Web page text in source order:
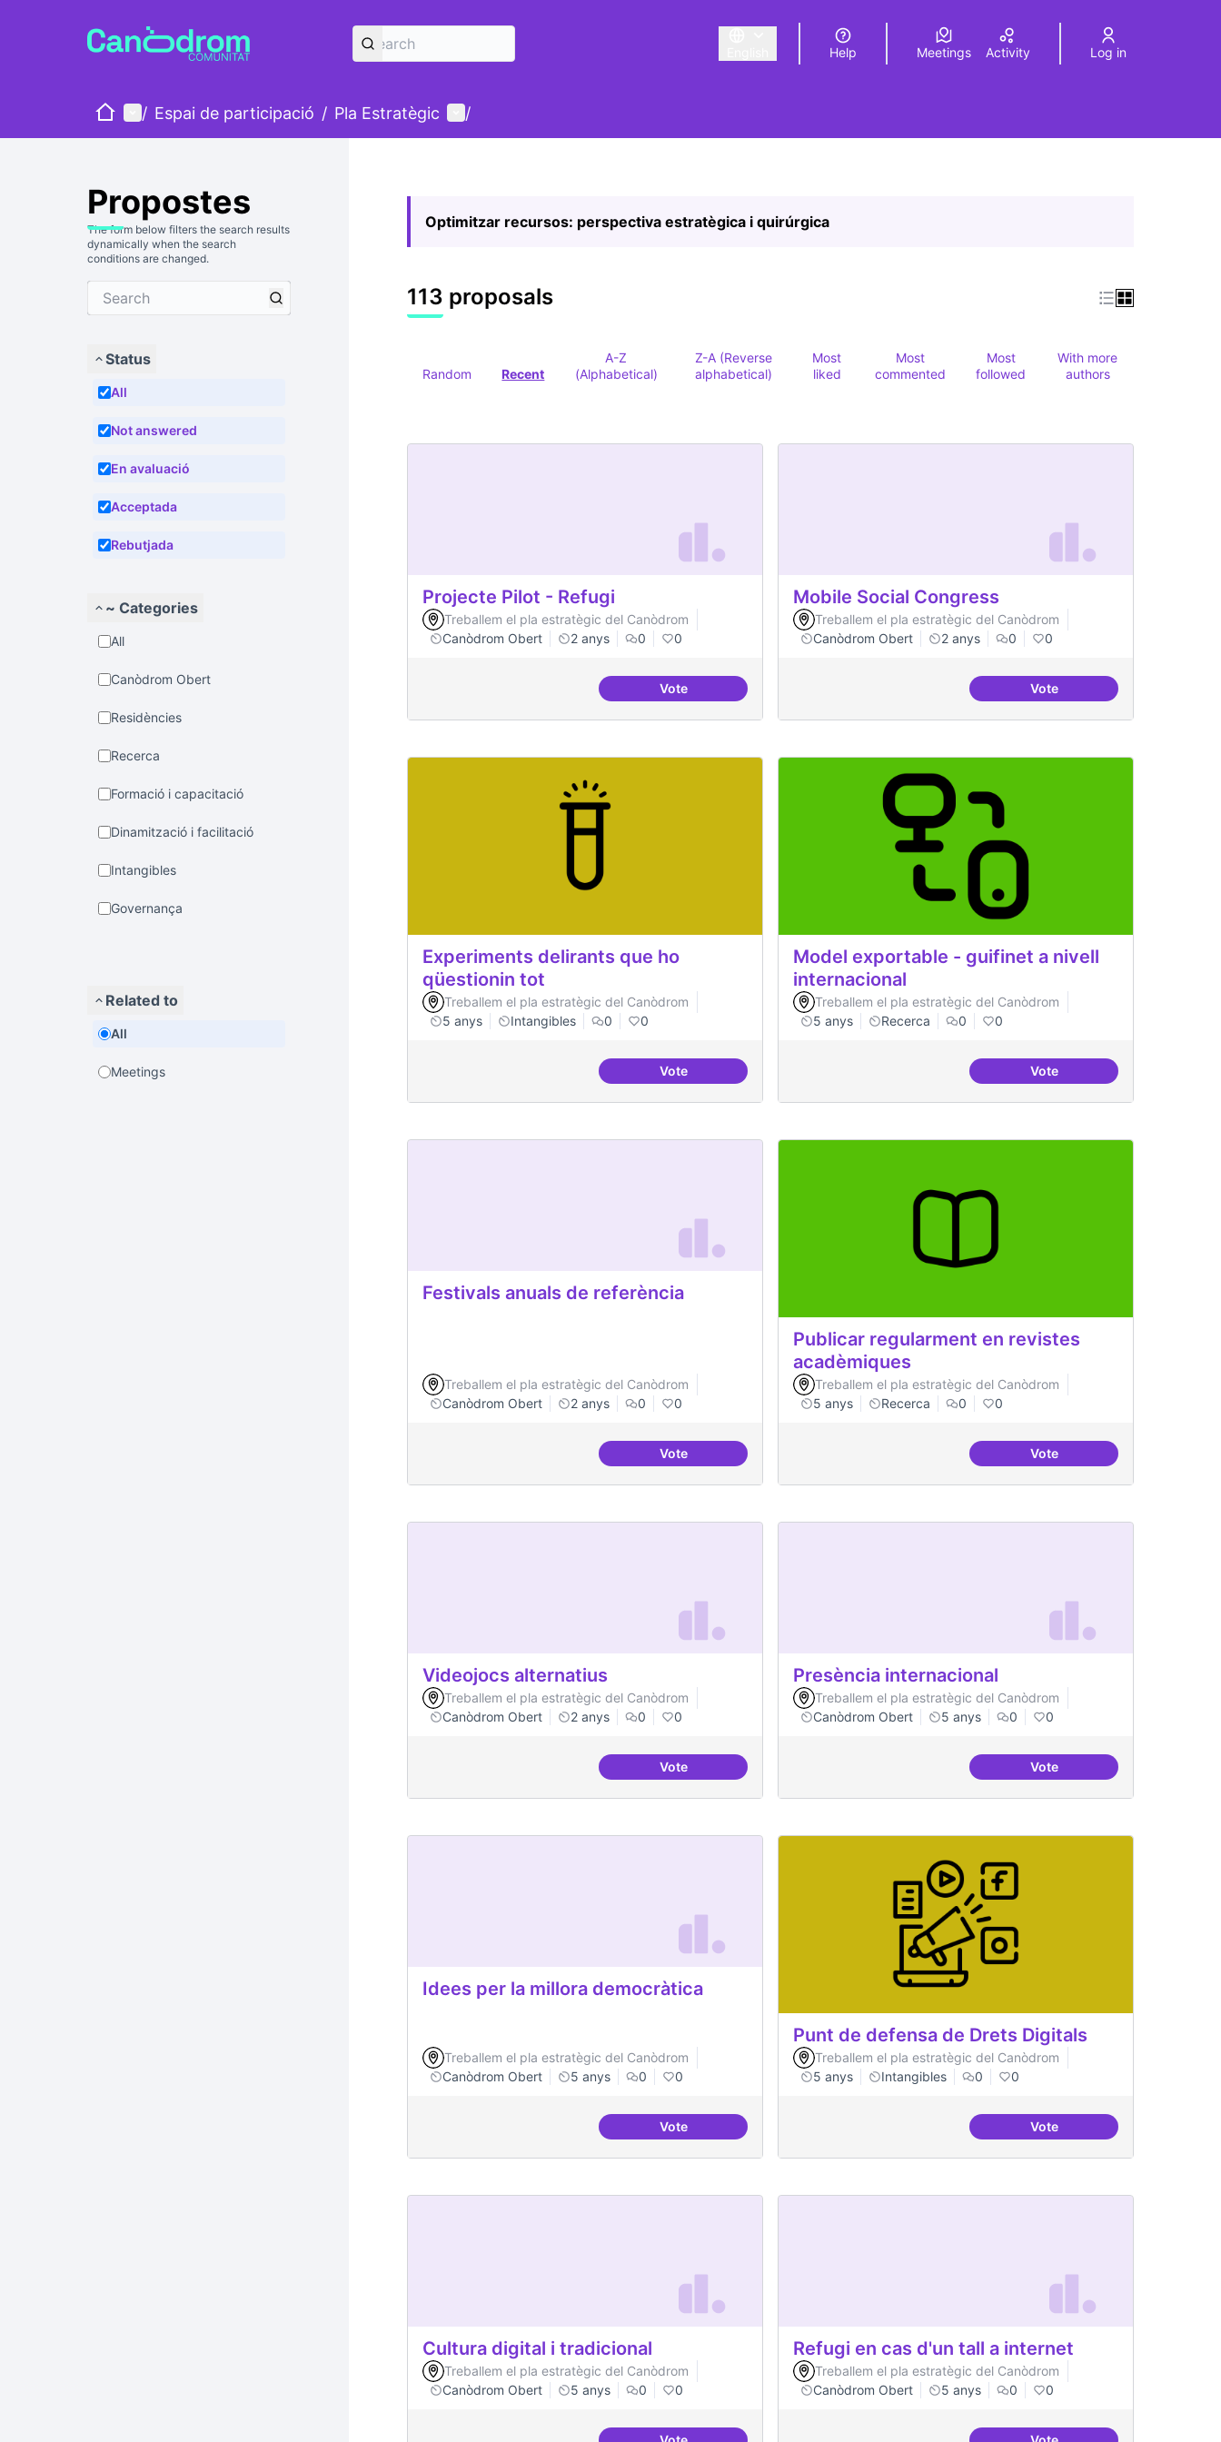
Triar la llengua Elegir el idiomaChoose language
Help Meetings Activity Log in
HomeMain menu
/ Espai de participació / Pla Estratègic User menu
/
Propostes
The form below filters the search results
dynamically when the search
conditions are changed.
Status
All
Not answered
En avaluació
Acceptada
Rebutjada
~ Categories
All
Canòdrom Obert
Residències
Recerca
Formació i capacitació
Dinamització i facilitació
Intangibles
Governança
Related to
All
Meetings
Optimitzar recursos: perspectiva estratègica i quirúrgica
113 proposals
Random Recent
A-Z
(Alphabetical)
Z-A (Reverse
alphabetical)
Most
liked
Most
commented
Most
followed
With more
authors
Projecte Pilot - Refugi
Treballem el pla estratègic del Canòdrom
Canòdrom Obert
2 anys 0 0
VoteProjecte Pilot - Refugi
Mobile Social Congress
Treballem el pla estratègic del Canòdrom
Canòdrom Obert
2 anys 0 0
VoteMobile Social Congress
Experiments delirants que ho
qüestionin tot
Treballem el pla estratègic del Canòdrom
5 anys
Intangibles 0 0
VoteExperiments delirants que ho qüestionin tot
Model exportable - guifinet a nivell
internacional
Treballem el pla estratègic del Canòdrom
5 anys
Recerca 0 0
VoteModel exportable - guifinet
Festivals anuals de referència
Treballem el pla estratègic del Canòdrom
Canòdrom Obert
2 anys 0 0
VoteFestivals anuals de referència
Publicar regularment en revistes
acadèmiques
Treballem el pla estratègic del Canòdrom
5 anys
Recerca 0 0
VotePublicar regularment en
Videojocs alternatius
Treballem el pla estratègic del Canòdrom
Canòdrom Obert
2 anys 0 0
VoteVideojocs alternatius
Presència internacional
Treballem el pla estratègic del Canòdrom
Canòdrom Obert
5 anys 0 0
VotePresència internacional
Idees per la millora democràtica
Treballem el pla estratègic del Canòdrom
Canòdrom Obert
5 anys 0 0
VoteIdees per la millora democràtica
Punt de defensa de Drets Digitals
Treballem el pla estratègic del Canòdrom
5 anys
Intangibles 0 0
VotePunt de defensa de Drets
Cultura digital i tradicional
Treballem el pla estratègic del Canòdrom
Canòdrom Obert
5 anys 0 0
Refugi en cas d'un tall a internet
Treballem el pla estratègic del Canòdrom
Canòdrom Obert
5 anys 0 0